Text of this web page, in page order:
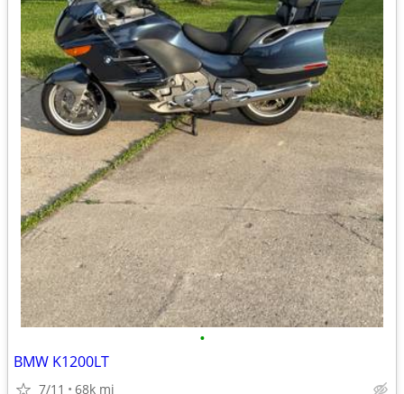
•
BMW K1200LT
7/11 68k mi